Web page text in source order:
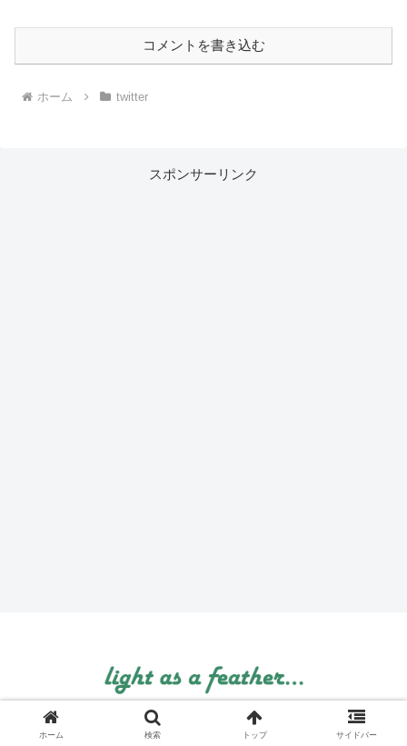
コメントを書き込む
ホーム twitter
スポンサーリンク
© 1999 light as a feather....
ホーム 検索 トップ サイドバー